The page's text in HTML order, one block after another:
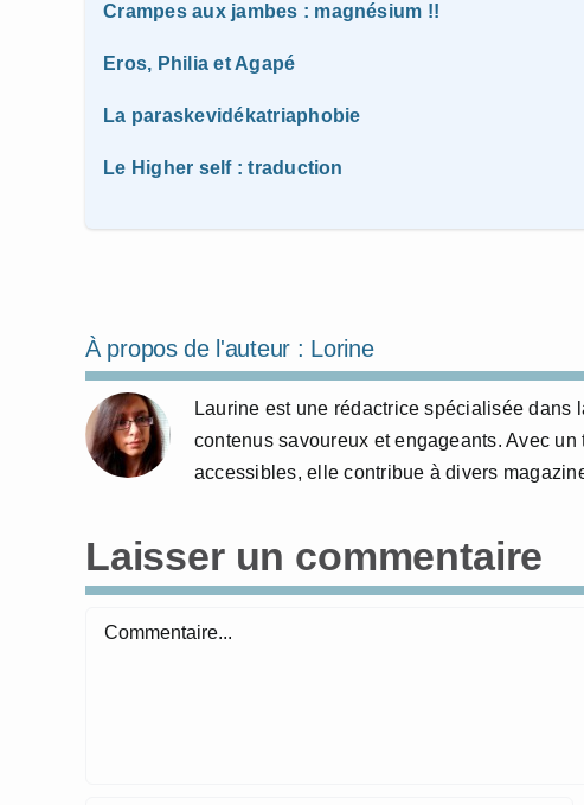
Crampes aux jambes : magnésium !!
Eros, Philia et Agapé
La paraskevidékatriaphobie
Le Higher self : traduction
À propos de l'auteur : Lorine
Laurine est une rédactrice spécialisée
contenus savoureux et engageants. Avec
accessibles, elle contribue à divers
Laisser un commentaire
Commentaire